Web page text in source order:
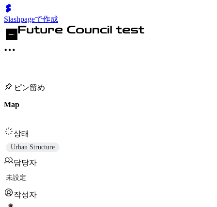
Slashpageで作成
ピン留め
Map
상태
Urban Structure
담당자
未設定
작성자